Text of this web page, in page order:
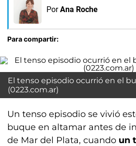
Por Ana Roche
Para compartir:
El tenso episodio ocurrió en el
(0223.com.ar)
Un tenso episodio se vivió
buque en altamar antes de
de Mar del Plata, cuando un